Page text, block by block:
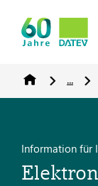
...
Information für